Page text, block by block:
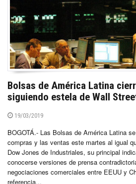
Bolsas de América Latina
siguiendo estela de Wall
19/03/2019
BOGOTÁ.- Las Bolsas de América Latina
compras y las ventas este martes al igual
Dow Jones de Industriales, su principal
conocerse versiones de prensa
negociaciones comerciales entre EEUU y
referencia...